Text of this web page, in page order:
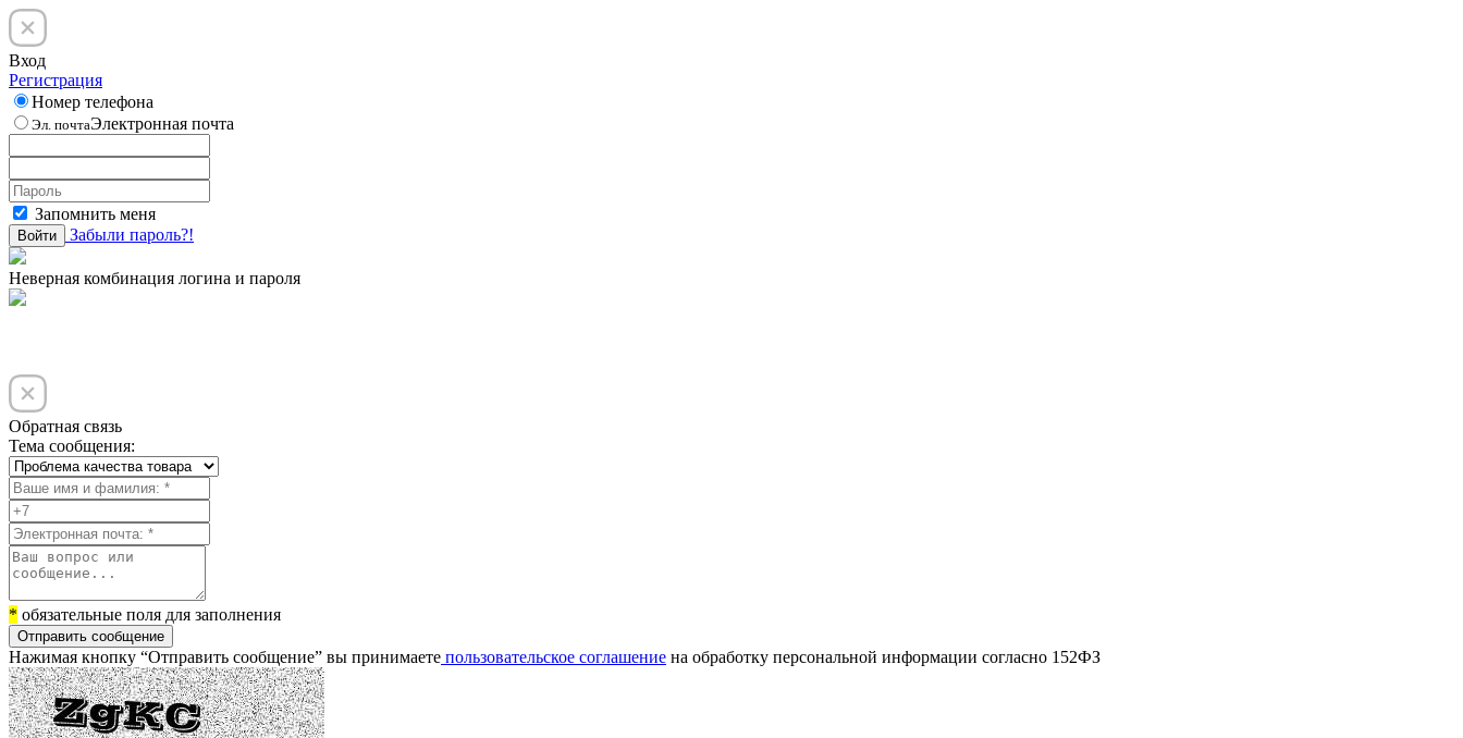
Вход
Регистрация
Номер телефона
Эл. почтаЭлектронная почта
Запомнить меня
Войти Забыли пароль?!
Неверная комбинация логина и пароля
Обратная связь
Тема сообщения:
* обязательные поля для заполнения
Отправить сообщение
Нажимая кнопку “Отправить сообщение” вы принимаете пользовательское соглашение на обработку персональной информации согласно 152ФЗ